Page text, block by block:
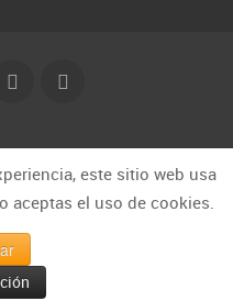
este sitio web usa
aceptas el uso de cookies.